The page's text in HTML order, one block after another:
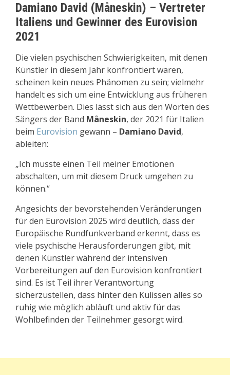
Damiano David (Måneskin) – Vertreter
Italiens und Gewinner des Eurovision
2021
Die vielen psychischen Schwierigkeiten, mit denen
Künstler in diesem Jahr konfrontiert waren,
scheinen kein neues Phänomen zu sein; vielmehr
handelt es sich um eine Entwicklung aus früheren
Wettbewerben. Dies lässt sich aus den Worten des
Sängers der Band Måneskin, der 2021 für Italien
beim Eurovision gewann – Damiano David,
ableiten:
„Ich musste einen Teil meiner Emotionen
abschalten, um mit diesem Druck umgehen zu
können.“
Angesichts der bevorstehenden Veränderungen
für den Eurovision 2025 wird deutlich, dass der
Europäische Rundfunkverband erkennt, dass es
viele psychische Herausforderungen gibt, mit
denen Künstler während der intensiven
Vorbereitungen auf den Eurovision konfrontiert
sind. Es ist Teil ihrer Verantwortung
sicherzustellen, dass hinter den Kulissen alles so
ruhig wie möglich abläuft und aktiv für das
Wohlbefinden der Teilnehmer gesorgt wird.